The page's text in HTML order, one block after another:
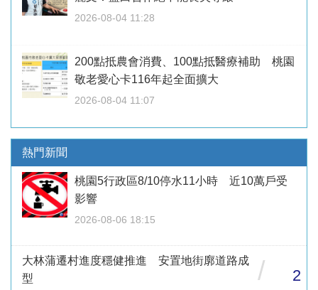
2026-08-04 11:28
200點抵農會消費、100點抵醫療補助 桃園
敬老愛心卡116年起全面擴大
2026-08-04 11:07
熱門新聞
桃園5行政區8/10停水11小時 近10萬戶受
影響
2026-08-06 18:15
大林蒲遷村進度穩健推進 安置地街廓道路成
型
/ 2